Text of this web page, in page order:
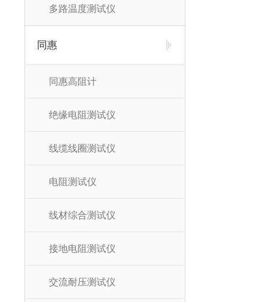
多路温度测试仪
同惠
同惠高阻计
绝缘电阻测试仪
线缆线圈测试仪
电阻测试仪
线材综合测试仪
接地电阻测试仪
交流耐压测试仪